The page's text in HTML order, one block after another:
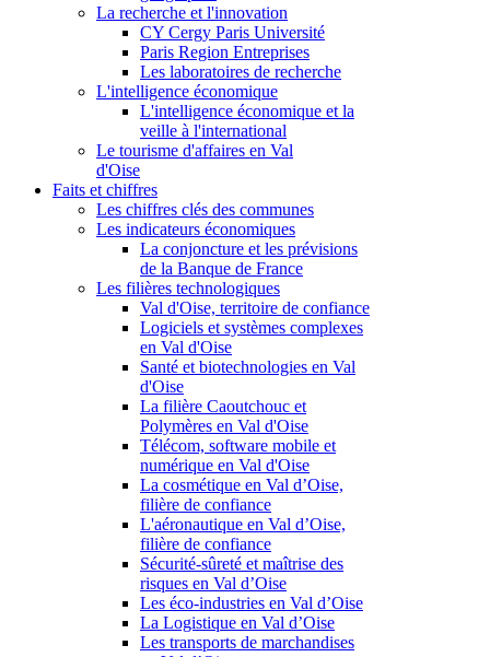
La recherche et l'innovation
CY Cergy Paris Université
Paris Region Entreprises
Les laboratoires de recherche
L'intelligence économique
L'intelligence économique et la
veille à l'international
Le tourisme d'affaires en Val
d'Oise
Faits et chiffres
Les chiffres clés des communes
Les indicateurs économiques
La conjoncture et les prévisions
de la Banque de France
Les filières technologiques
Val d'Oise, territoire de confiance
Logiciels et systèmes complexes
en Val d'Oise
Santé et biotechnologies en Val
d'Oise
La filière Caoutchouc et
Polymères en Val d'Oise
Télécom, software mobile et
numérique en Val d'Oise
La cosmétique en Val d’Oise,
filière de confiance
L'aéronautique en Val d’Oise,
filière de confiance
Sécurité-sûreté et maîtrise des
risques en Val d’Oise
Les éco-industries en Val d’Oise
La Logistique en Val d’Oise
Les transports de marchandises